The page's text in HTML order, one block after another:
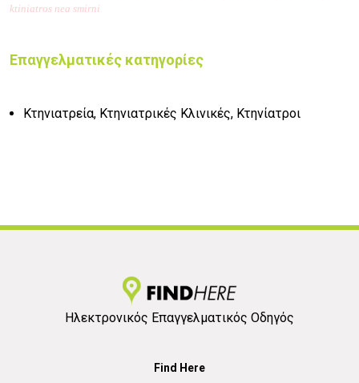
ktiniatros nea smirni
Επαγγελματικές κατηγορίες
Κτηνιατρεία, Κτηνιατρικές Κλινικές, Κτηνίατροι
Ηλεκτρονικός Επαγγελματικός Οδηγός
Find Here